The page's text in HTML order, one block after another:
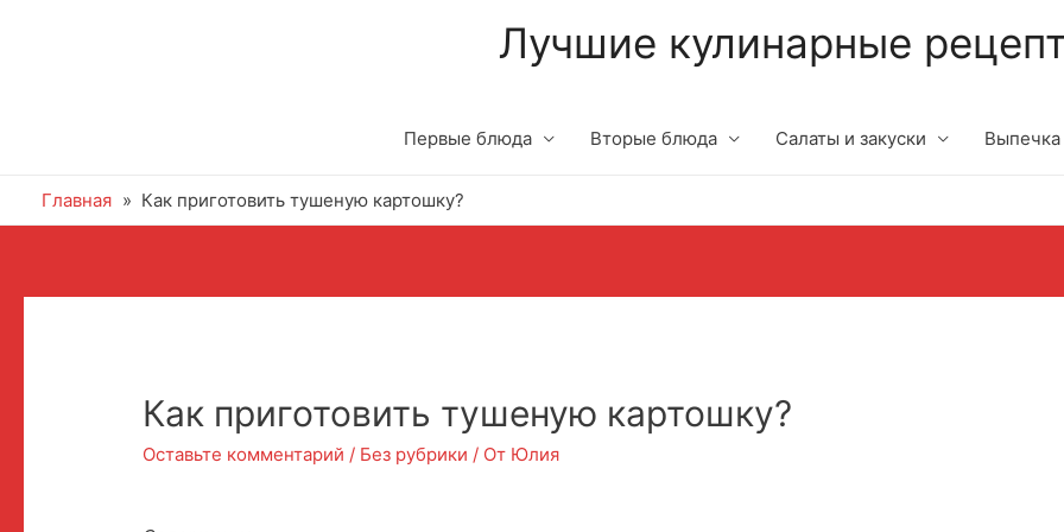
Лучшие кулинарные
Первые блюда Вторые блюда Салаты и закуски Выпечка
Главная Как приготовить тушеную картошку?
Как приготовить тушеную картошку?
Оставьте комментарий / Без рубрики / От Юлия